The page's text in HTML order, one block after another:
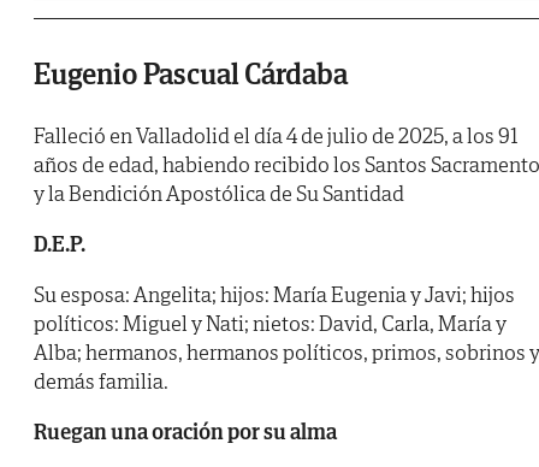
Eugenio Pascual Cárdaba
Falleció en Valladolid el día 4 de julio de 2025, a los 91
años de edad, habiendo recibido los Santos
y la Bendición Apostólica de Su Santidad
D.E.P.
Su esposa: Angelita; hijos: María Eugenia y Javi; hijos
políticos: Miguel y Nati; nietos: David, Carla, María y
Alba; hermanos, hermanos políticos, primos, sobrinos y
demás familia.
Ruegan una oración por su alma